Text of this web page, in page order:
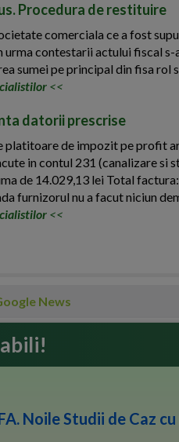
Procedura de restituire
comerciala ce a fost
urma contestarii actului fiscal
sumei pe principal din fisa
<<
datorii prescrise
platitoare de impozit pe profit
in contul 231 (canalizare si
de 14.029,13 lei Total
furnizorul nu a facut niciun
<<
News
Noile Studii de Caz